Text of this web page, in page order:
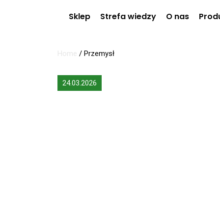
Sklep Strefa wiedzy O nas
Home / Przemysł
24.03.2026